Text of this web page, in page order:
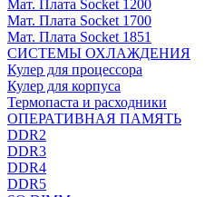
Мат. Плата Socket 1200
Мат. Плата Socket 1700
Мат. Плата Socket 1851
СИСТЕМЫ ОХЛАЖДЕНИЯ
Кулер для процессора
Кулер для корпуса
Термопаста и расходники
ОПЕРАТИВНАЯ ПАМЯТЬ
DDR2
DDR3
DDR4
DDR5